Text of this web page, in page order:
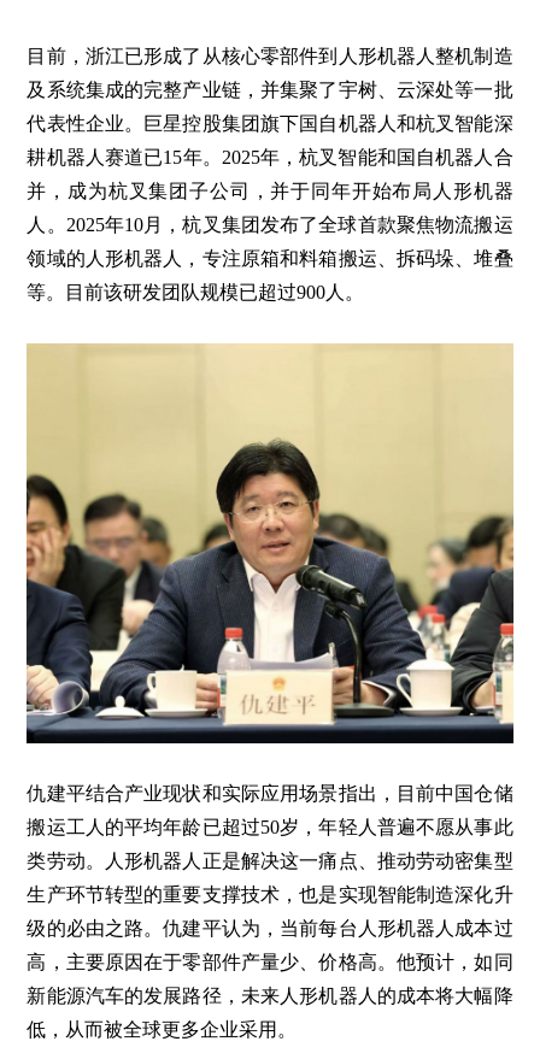
目前，浙江已形成了从核心零部件到人形机器人整机制造
及系统集成的完整产业链，并集聚了宇树、云深处等一批
代表性企业。巨星控股集团旗下国自机器人和杭叉智能深
耕机器人赛道已15年。2025年，杭叉智能和国自机器人合
并，成为杭叉集团子公司，并于同年开始布局人形机器
人。2025年10月，杭叉集团发布了全球首款聚焦物流搬运
领域的人形机器人，专注原箱和料箱搬运、拆码垛、堆叠
等。目前该研发团队规模已超过900人。
仇建平结合产业现状和实际应用场景指出，目前中国仓储
搬运工人的平均年龄已超过50岁，年轻人普遍不愿从事此
类劳动。人形机器人正是解决这一痛点、推动劳动密集型
生产环节转型的重要支撑技术，也是实现智能制造深化升
级的必由之路。仇建平认为，当前每台人形机器人成本过
高，主要原因在于零部件产量少、价格高。他预计，如同
新能源汽车的发展路径，未来人形机器人的成本将大幅降
低，从而被全球更多企业采用。